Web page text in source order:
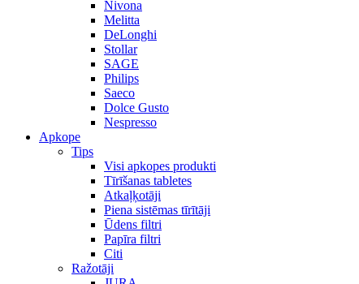
Nivona
Melitta
DeLonghi
Stollar
SAGE
Philips
Saeco
Dolce Gusto
Nespresso
Apkope
Tips
Visi apkopes produkti
Tīrīšanas tabletes
Atkaļķotāji
Piena sistēmas tīrītāji
Ūdens filtri
Papīra filtri
Citi
Ražotāji